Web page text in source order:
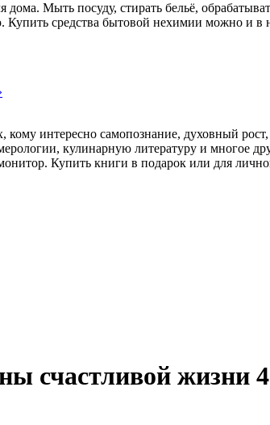
дома. Мыть посуду, стирать бельё,
Купить средства бытовой нехимии можно и в
кому интересно самопознание, духовный
кулинарную литературу и многое
Купить книги в подарок или для
счастливой жизни 4